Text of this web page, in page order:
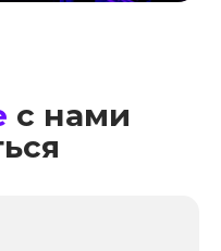
с нами